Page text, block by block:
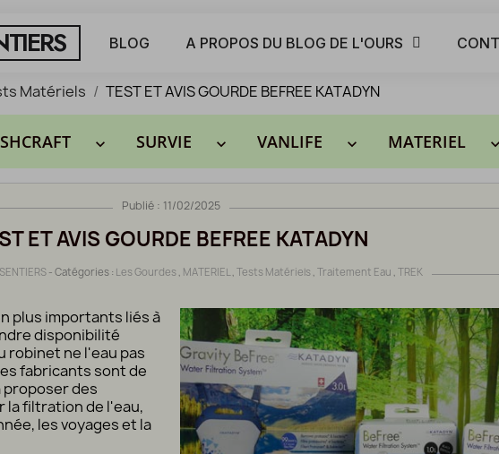
BLOG A PROPOS DU BLOG DE L'OURS
Matériels TEST ET AVIS GOURDE BEFREE KATADYN
keyboard_arrow_down SURVIE keyboard_arrow_down VANLIFE keyboard_arrow_down MATERIEL
Publié : 11/02/2025
ET AVIS GOURDE BEFREE KATADYN
- Catégories : Les Gourdes, MATERIEL, Tests Matériels, Traitement Eau , TREK
plus importants liés à
disponibilité
robinet ne l'eau pas
fabricants sont de
proposer des
la filtration de l'eau,
les voyages et la